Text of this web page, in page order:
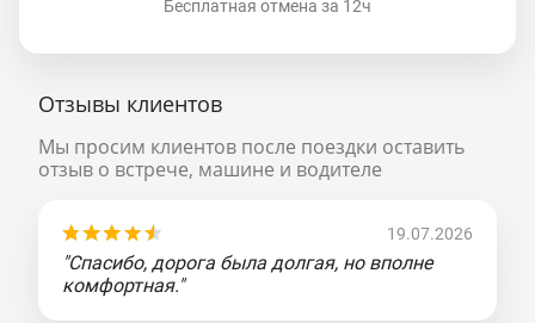
Бесплатная отмена за 12ч
Отзывы клиентов
Мы просим клиентов после поездки оставить
отзыв о встрече, машине и водителе
19.07.2026
"Спасибо, дорога была долгая, но вполне
комфортная."